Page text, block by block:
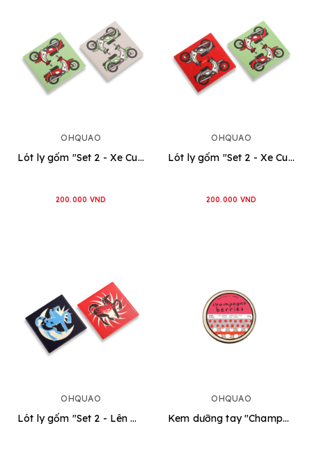
OHQUAO
Lót ly gốm "Set 2 - Xe Cub" [Đỏ - Xanh]
200.000 VND
OHQUAO
Lót ly gốm "Set 2 - Xe Cub" [Đỏ - Xám]
200.000 VND
OHQUAO
Lót ly gốm "Set 2 - Lên Ngựa"
OHQUAO
Kem dưỡng tay "Champagne Berries"